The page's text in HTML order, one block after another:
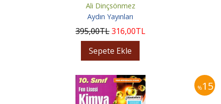
Ali Dinçsönmez
Aydın Yayınları
395,00TL316,00TL
Sepete Ekle
%15